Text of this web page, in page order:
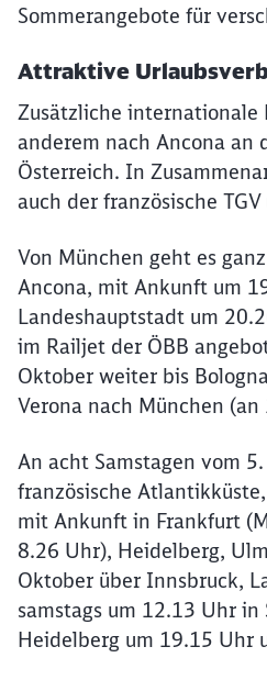
Sommerangebote für
Attraktive
Zusätzliche internationale
anderem nach Ancona an
Österreich. In
auch der französische
Von München geht es
Ancona, mit Ankunft um
Landeshauptstadt um
im Railjet der ÖBB
Oktober weiter bis
Verona nach München
An acht Samstagen vom
französische
mit Ankunft in Frankfurt
8.26 Uhr), Heidelberg,
Oktober über Innsbruck,
samstags um 12.13 Uhr
Heidelberg um 19.15 Uhr